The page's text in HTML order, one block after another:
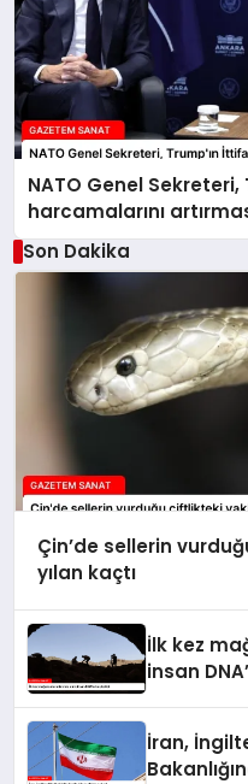
NATO Genel Sekreteri,
harcamalarını
Son Dakika
Çin’de sellerin
yılan kaçtı
İlk kez
insan
İran,